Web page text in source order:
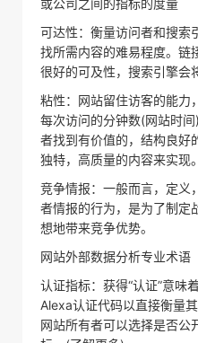
或公司之间的指标的度量
可达性：衡量访问者和搜索
找所需内容的难易程度。链
很好的可及性，搜索引擎会
粘性：网站留住访客的能力
每次访问的分钟数(网站时
者找到有价值的，结构良好
独特，高质量的内容来实现。
竞争情报：一般而言，定义
者情报的行为，是为了制定
想地带来竞争优势。
网站外部数据分析专业术语
认证指标：获得“认证”意味
Alexa认证代码以直接衡量
网站所有者可以选择是否公